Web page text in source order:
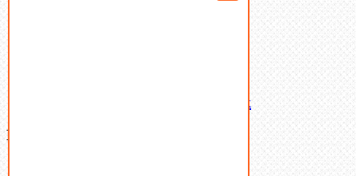
Латунный и бронзовый крепеж
Ваша корзина